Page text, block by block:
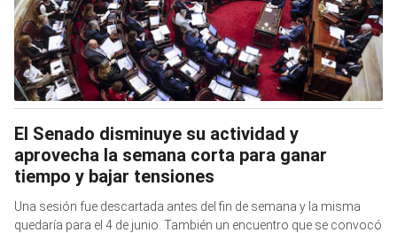
El Senado disminuye su actividad y
aprovecha la semana corta para ganar
tiempo y bajar tensiones
Una sesión fue descartada antes del fin de semana y la misma
quedaría para el 4 de junio. También un encuentro que se convocó